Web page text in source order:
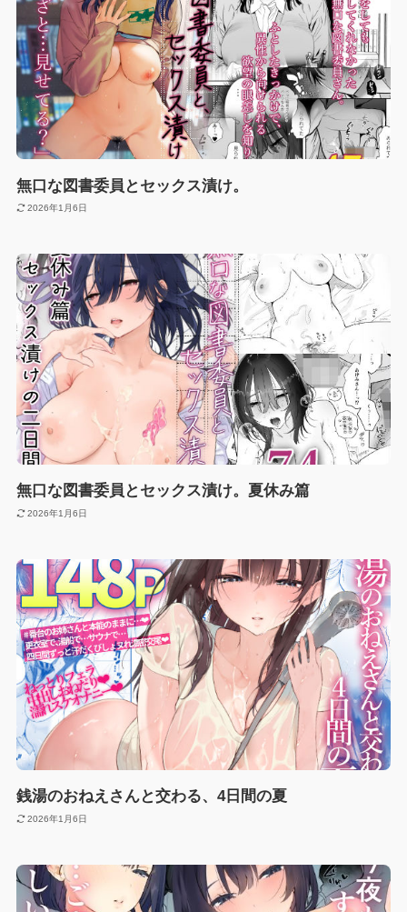
無口な図書委員とセックス漬け。
2026年1月6日
無口な図書委員とセックス漬け。夏休み篇
2026年1月6日
銭湯のおねえさんと交わる、4日間の夏
2026年1月6日